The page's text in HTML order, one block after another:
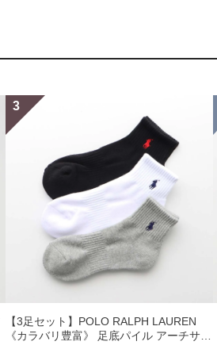
【3足セット】POLO RALPH LAUREN
《カラバリ豊富》 足底パイル アーチサポ